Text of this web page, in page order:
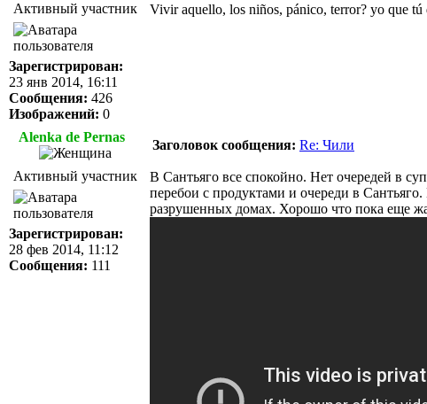
Активный участник
Зарегистрирован:
23 янв 2014, 16:11
Сообщения: 426
Изображений: 0
Vivir aquello, los niños, pánico, terror? yo que tú
Alenka de Pernas
Заголовок сообщения: Re: Чили
Активный участник
Зарегистрирован:
28 фев 2014, 11:12
Сообщения: 111
В Сантьяго все спокойно. Нет очередей в
перебои с продуктами и очереди в
разрушенных домах. Хорошо что пока еще